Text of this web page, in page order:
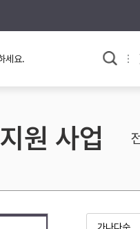
와 문학으로 본
후기
원 사업